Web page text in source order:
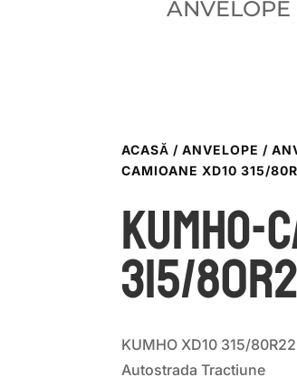
ANVELOPE
ACASĂ / ANVELOPE /
CAMIOANE XD10 315/
KUMHO-
315/
KUMHO XD10 315/
Autostrada Tractiune